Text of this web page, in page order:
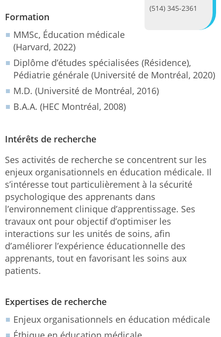
(514) 345-2361
Formation
MMSc, Éducation médicale
(Harvard, 2022)
Diplôme d’études spécialisées (Résidence),
Pédiatrie générale (Université de Montréal, 2020)
M.D. (Université de Montréal, 2016)
B.A.A. (HEC Montréal, 2008)
Intérêts de recherche
Ses activités de recherche se concentrent sur les
enjeux organisationnels en éducation médicale. Il
s’intéresse tout particulièrement à la sécurité
psychologique des apprenants dans
l’environnement clinique d’apprentissage. Ses
travaux ont pour objectif d’optimiser les
interactions sur les unités de soins, afin
d’améliorer l’expérience éducationnelle des
apprenants, tout en favorisant les soins aux
patients.
Expertises de recherche
Enjeux organisationnels en éducation médicale